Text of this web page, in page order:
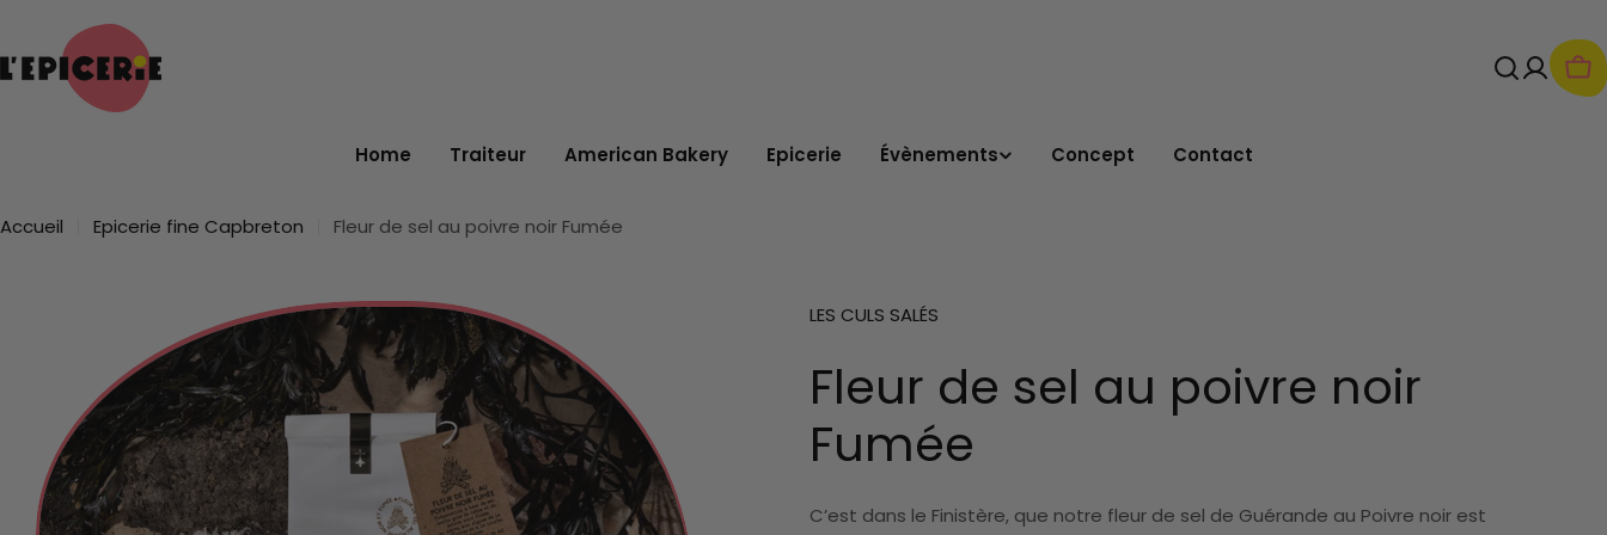
contenu
Home Traiteur American Bakery Epicerie Évènements Concept Contact
Accueil Epicerie fine Capbreton Fleur de sel au poivre noir Fumée
informations
produit
LES CULS SALÉS
Fleur de sel au poivre noir
Fumée
C’est dans le Finistère, que notre fleur de sel de Guérande au Poivre noir est